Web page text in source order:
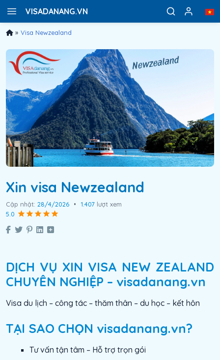
VISADANANG.VN
» Visa Newzealand
Xin visa Newzealand
Cập nhật: 28/4/2026 • 1.407 lượt xem
5.0
DỊCH VỤ XIN VISA NEW ZEALAND
CHUYÊN NGHIỆP – visadanang.vn
Visa du lịch – công tác – thăm thân – du học – kết hôn
TẠI SAO CHỌN visadanang.vn?
Tư vấn tận tâm – Hỗ trợ trọn gói